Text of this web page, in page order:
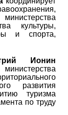
культуры,
и спорта,
Ионин
развития
туризма
по труду